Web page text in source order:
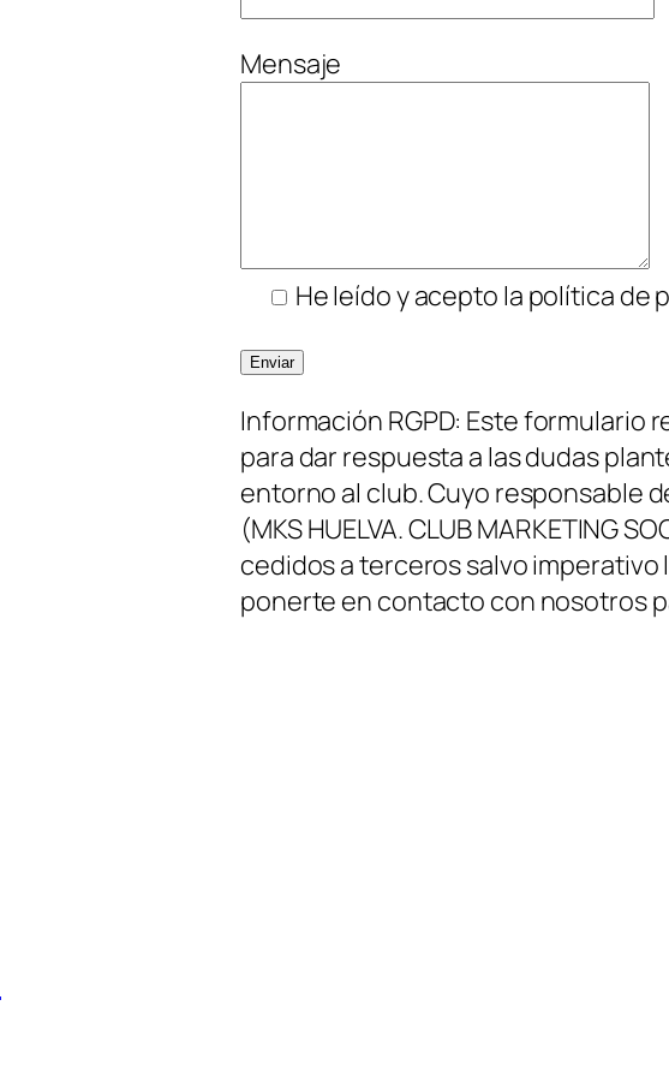
,
d
c
m
p
o
v
a
c
Mensaje
He leído y acepto la política de
Información RGPD: Este formulario
para dar respuesta a las dudas
entorno al club. Cuyo responsable
(MKS HUELVA. CLUB MARKETING
cedidos a terceros salvo imperativo
ponerte en contacto con nosotros